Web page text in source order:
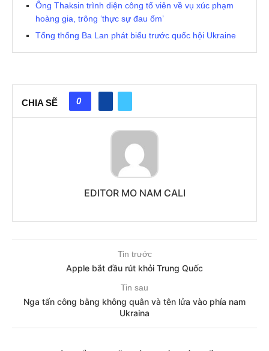
Ông Thaksin trình diện công tố viên về vụ xúc phạm
hoàng gia, trông ‘thực sự đau ốm’
Tổng thống Ba Lan phát biểu trước quốc hội Ukraine
CHIA SẼ 0
EDITOR MO NAM CALI
Tin trước
Apple bắt đầu rút khỏi Trung Quốc
Tin sau
Nga tấn công bằng không quân và tên lửa vào phía nam
Ukraina